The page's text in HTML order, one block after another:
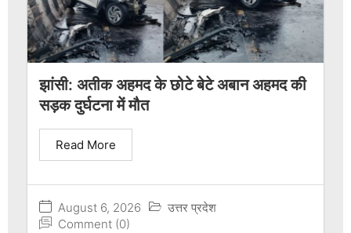
झांसी: अतीक अहमद के छोटे बेटे अबान अहमद की
सड़क दुर्घटना में मौत
August 6, 2026
उत्तर प्रदेश
Comment (0)
Read More